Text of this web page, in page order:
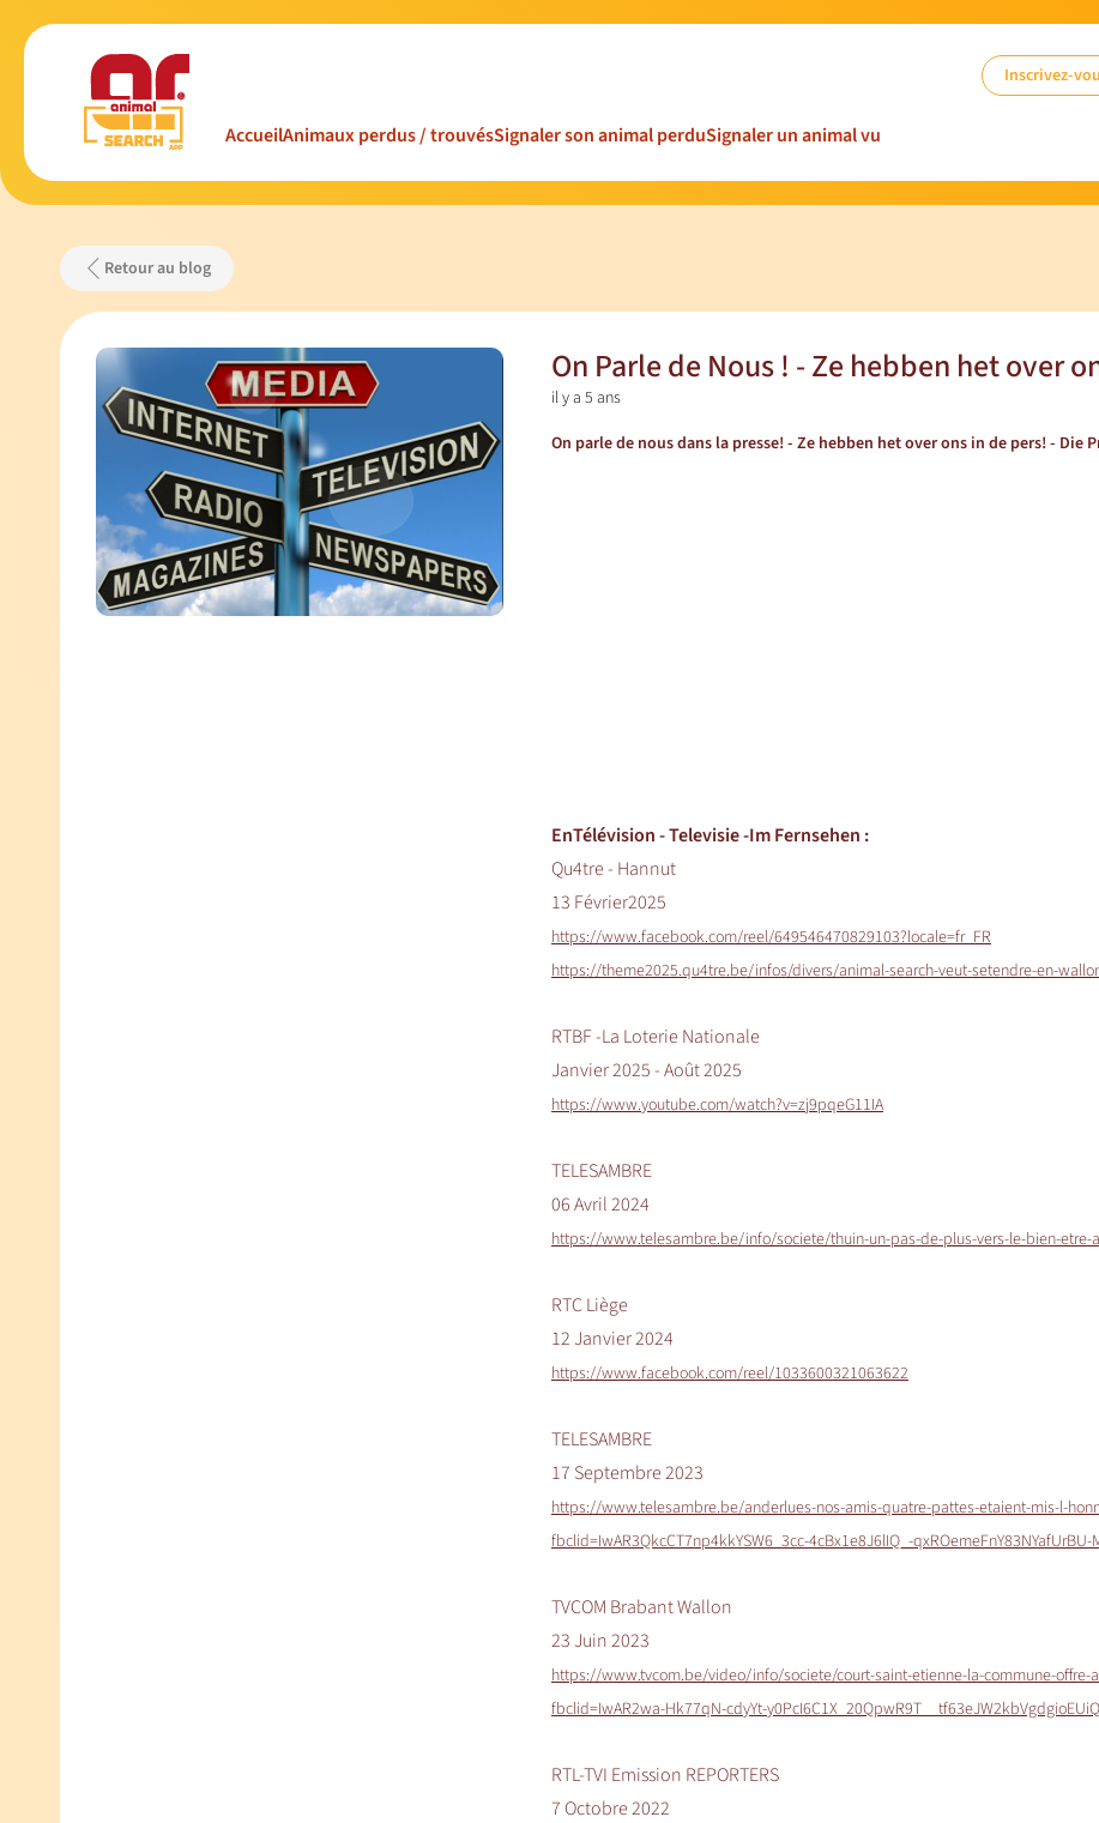
AccueilAnimaux perdus / trouvésSignaler son animal perduSignaler un animal vu
Inscrivez-
Retour au blog
On Parle de Nous ! - Ze hebben het over
il y a 5 ans
On parle de nous dans la presse! - Ze hebben het over ons in de pers! - Die
EnTélévision -Televisie -Im Fernsehen :
Qu4tre - Hannut
13 Février2025
https://www.facebook.com/reel/649546470829103?locale=fr_FR
https://theme2025.qu4tre.be/infos/divers/animal-search-veut-setendre-en-
RTBF -La Loterie Nationale
Janvier 2025 - Août 2025
https://www.youtube.com/watch?v=zj9pqeG11IA
TELESAMBRE
06 Avril 2024
https://www.telesambre.be/info/societe/thuin-un-pas-de-plus-vers-le-bien-etre-
RTC Liège
12 Janvier 2024
https://www.facebook.com/reel/1033600321063622
TELESAMBRE
17 Septembre 2023
https://www.telesambre.be/anderlues-nos-amis-quatre-pattes-etaient-mis-l-
fbclid=IwAR3QkcCT7np4kkYSW6_3cc-4cBx1e8J6lIQ_-qxROemeFnY83NYafUrBU-
TVCOM Brabant Wallon
23 Juin 2023
https://www.tvcom.be/video/info/societe/court-saint-etienne-la-commune-offre-
fbclid=IwAR2wa-Hk77qN-cdyYt-
RTL-TVI Emission REPORTERS
7 Octobre 2022